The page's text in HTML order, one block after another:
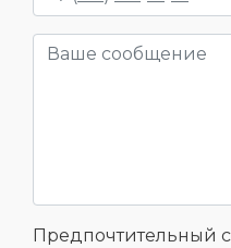
Предпочтительный